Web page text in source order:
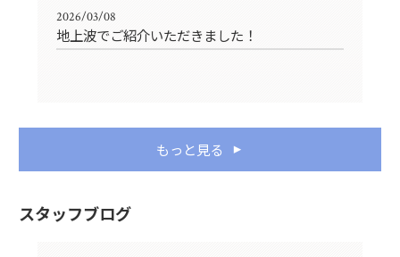
2026/03/08
地上波でご紹介いただきました！
もっと見る
スタッフブログ